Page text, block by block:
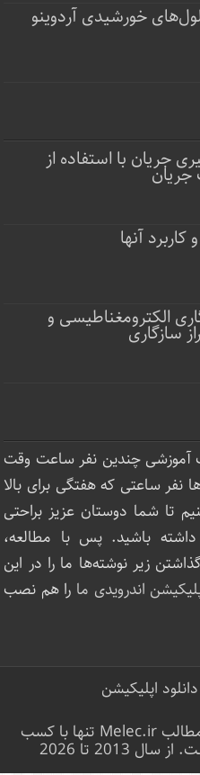
خورشیدی آردوینو
جریان با استفاده از
کاربرد آنها
الکترومغناطیسی و
سازگاری
آموزشی چندین نفر ساعت‌ وقت
نفر ساعتی که هفتگی برای بالا
تا شما دوستان عزیز براحتی
باشید. پس با مطالعه،
زیر نوشته‌‌ها ما را در این
اندرویدی ما را هم نصب
دانلود اپلیکیشن
©کپی بخش یا کل هر کدام از مطالب Melec.ir تنها با کسب
تا 2026